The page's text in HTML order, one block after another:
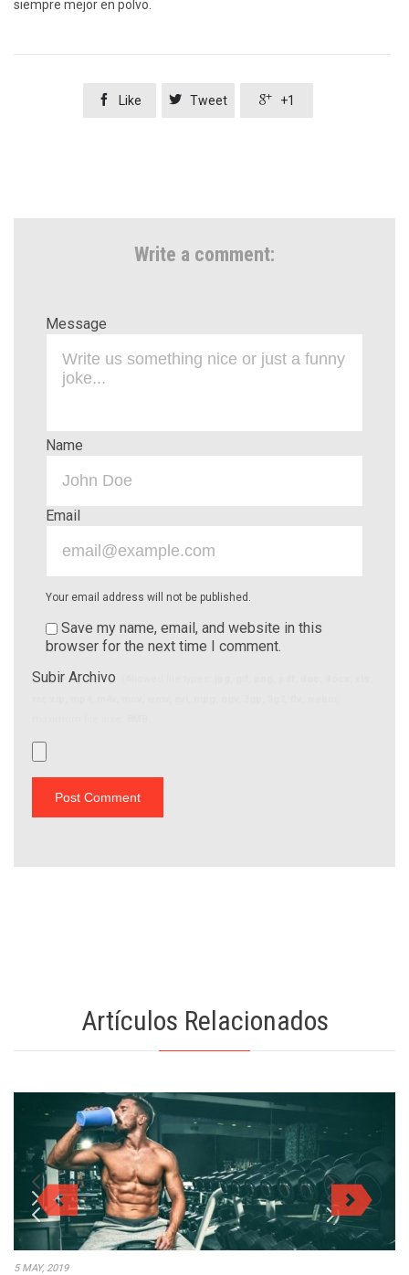
siempre mejor en polvo.
 Like  Tweet  +1
Write a comment:
Message
Name
Email
Your email address will not be published.
Save my name, email, and website in this
browser for the next time I comment.
Subir Archivo
Artículos Relacionados
5 MAY, 2019